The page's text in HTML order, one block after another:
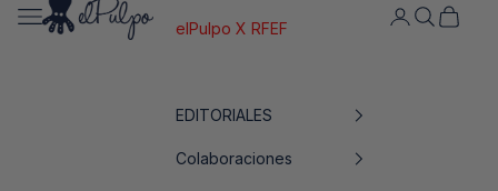
elPulpo
Abrir menú de navegación Abrir página
AbrirAbrir
elPulpo X RFEF
EDITORIALES
Colaboraciones